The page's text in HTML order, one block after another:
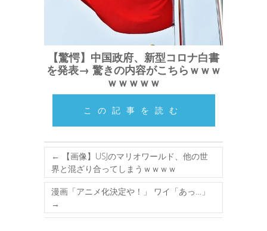
【驚愕】中国政府、新型コロナ白書
を発表→ 驚きの内容がこちらｗｗｗ
ｗｗｗｗｗ
この記事を読む
←
【画像】USJのマリオワールド、他の世
界と混ざり合ってしまうｗｗｗｗ
漫画「アニメ化決定や！」 ワイ「あっ…」
→